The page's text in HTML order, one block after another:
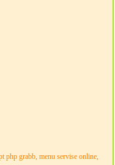
php grabb, menu servise online,